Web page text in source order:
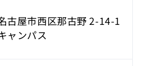
古屋市西区那古野 2-14-1
ャンパス